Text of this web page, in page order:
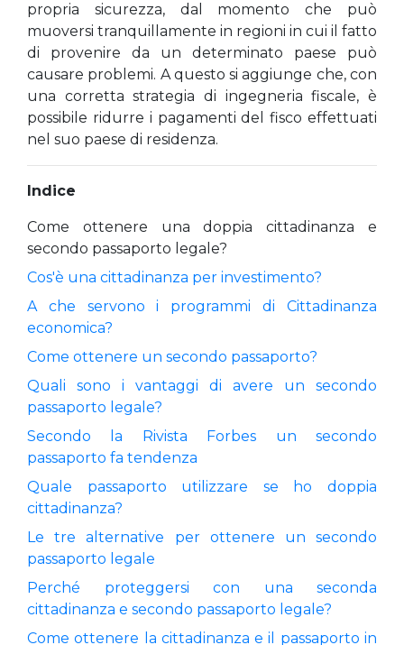
propria sicurezza, dal momento che può
muoversi tranquillamente in regioni in cui il fatto
di provenire da un determinato paese può
causare problemi. A questo si aggiunge che, con
una corretta strategia di ingegneria fiscale, è
possibile ridurre i pagamenti del fisco effettuati
nel suo paese di residenza.
Indice
Come ottenere una doppia cittadinanza e
secondo passaporto legale?
Cos'è una cittadinanza per investimento?
A che servono i programmi di Cittadinanza
economica?
Come ottenere un secondo passaporto?
Quali sono i vantaggi di avere un secondo
passaporto legale?
Secondo la Rivista Forbes un secondo
passaporto fa tendenza
Quale passaporto utilizzare se ho doppia
cittadinanza?
Le tre alternative per ottenere un secondo
passaporto legale
Perché proteggersi con una seconda
cittadinanza e secondo passaporto legale?
Come ottenere la cittadinanza e il passaporto in